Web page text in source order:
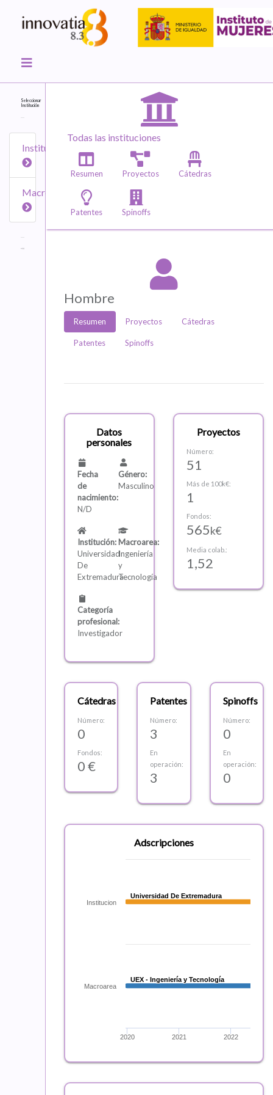
Seleccionar
Institución
Instituciones
Macroáreas
Todas las instituciones
Resumen Proyectos Cátedras
Patentes Spinoffs
Hombre
Resumen Proyectos Cátedras
Patentes Spinoffs
Datos
personales
Fecha
de
nacimiento:
N/D
Género:
Masculino
Institución:
Universidad
De
Extremadura
Macroarea:
Ingeniería
y
Tecnología
Categoría
profesional:
Investigador
Proyectos
Número:
51
Más de 100k€:
1
Fondos:
565k€
Media colab.:
1,52
Cátedras
Número:
0
Fondos:
0 €
Patentes
Número:
3
En
operación:
3
Spinoffs
Número:
0
En
operación:
0
Adscripciones
UEX - Ingeniería y Tecnología
UEX - Ingeniería y Tecnología
Universidad De Extremadura
Universidad De Extremadura
2020 2021 2022
Macroarea
Institucion